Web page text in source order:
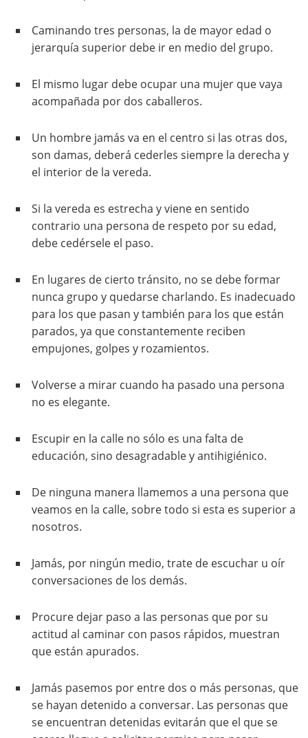
Caminando tres personas, la de mayor edad o
jerarquía superior debe ir en medio del grupo.
El mismo lugar debe ocupar una mujer que vaya
acompañada por dos caballeros.
Un hombre jamás va en el centro si las otras dos,
son damas, deberá cederles siempre la derecha y
el interior de la vereda.
Si la vereda es estrecha y viene en sentido
contrario una persona de respeto por su edad,
debe cedérsele el paso.
En lugares de cierto tránsito, no se debe formar
nunca grupo y quedarse charlando. Es inadecuado
para los que pasan y también para los que están
parados, ya que constantemente reciben
empujones, golpes y rozamientos.
Volverse a mirar cuando ha pasado una persona
no es elegante.
Escupir en la calle no sólo es una falta de
educación, sino desagradable y antihigiénico.
De ninguna manera llamemos a una persona que
veamos en la calle, sobre todo si esta es superior a
nosotros.
Jamás, por ningún medio, trate de escuchar u oír
conversaciones de los demás.
Procure dejar paso a las personas que por su
actitud al caminar con pasos rápidos, muestran
que están apurados.
Jamás pasemos por entre dos o más personas, que
se hayan detenido a conversar. Las personas que
se encuentran detenidas evitarán que el que se